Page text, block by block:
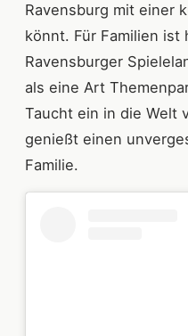
Ravensburg mit einer
könnt. Für Familien ist
Ravensburger
als eine Art
Taucht ein in die Welt
genießt einen
Familie.